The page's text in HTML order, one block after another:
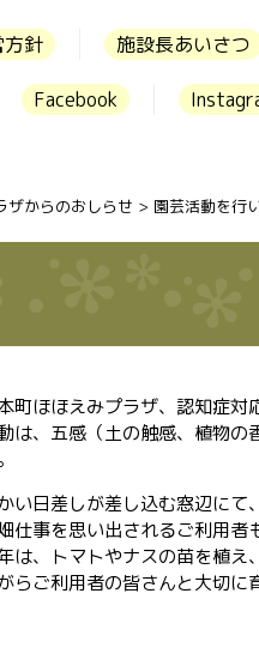
方針 施設長あいさつ
Facebook
ザからのおしらせ > 園芸活動を行
町ほほえみプラザ、認知症対
は、五感（土の触感、植物
い日差しが差し込む窓辺に
仕事を思い出されるご利用者
は、トマトやナスの苗を植え
らご利用者の皆さんと大切に